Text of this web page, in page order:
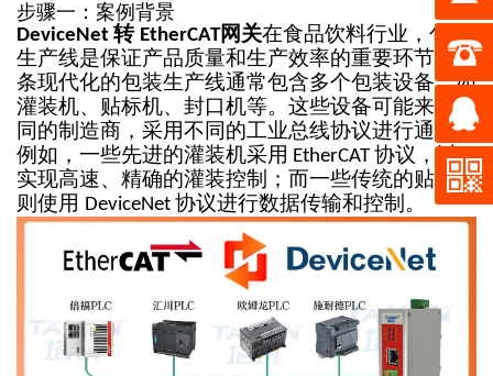
步骤一：案例背景
DeviceNet 转 EtherCAT网关在食品饮料行业，包装
生产线是保证产品质量和生产效率的重要环节。一
条现代化的包装生产线通常包含多个包装设备，如
灌装机、贴标机、封口机等。这些设备可能来自不
同的制造商，采用不同的工业总线协议进行通信。
例如，一些先进的灌装机采用 EtherCAT 协议，以
实现高速、精确的灌装控制；而一些传统的贴标机
则使用 DeviceNet 协议进行数据传输和控制。